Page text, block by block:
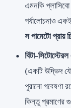
এমনকি
পর্যালোচনাও
স পামেটো প্রায়
বিটা-
(একটি উদ্ভিদ
পুরানো গবেষণা
কিন্তু প্রমাণের